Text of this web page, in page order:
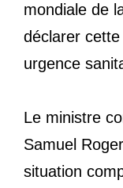
mondiale de
déclarer
urgence
Le ministre
Samuel
situation